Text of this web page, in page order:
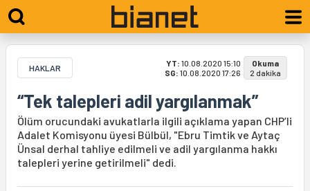
HAKLAR YT: 10.08.2020 15:10
SG: 10.08.2020 17:26
Okuma
2 dakika
“Tek talepleri adil yargılanmak”
Ölüm orucundaki avukatlarla ilgili açıklama yapan CHP’li
Adalet Komisyonu üyesi Bülbül, "Ebru Timtik ve Aytaç
Ünsal derhal tahliye edilmeli ve adil yargılanma hakkı
talepleri yerine getirilmeli" dedi.